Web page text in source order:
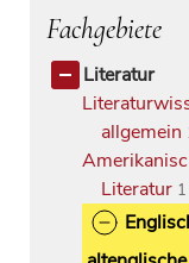
Fachgebiete
Literatur
allgemein
Literatur 1